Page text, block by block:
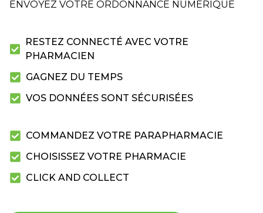
ENVOYEZ VOTRE ORDONNANCE NUMERIQUE
RESTEZ CONNECTÉ AVEC VOTRE
PHARMACIEN
GAGNEZ DU TEMPS
VOS DONNÉES SONT SÉCURISÉES
COMMANDEZ VOTRE PARAPHARMACIE
CHOISISSEZ VOTRE PHARMACIE
CLICK AND COLLECT